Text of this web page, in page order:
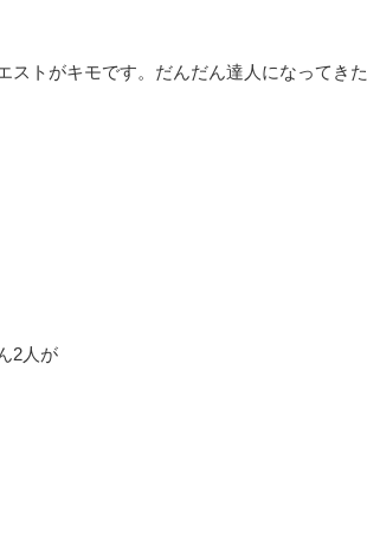
ストがキモです。だんだん達人になってきた
2人が